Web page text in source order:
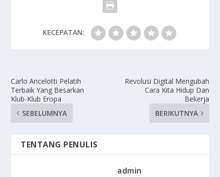
KECEPATAN:
Carlo Ancelotti Pelatih
Terbaik Yang Besarkan
Klub-Klub Eropa
SEBELUMNYA
Revolusi Digital Mengubah
Cara Kita Hidup Dan
Bekerja
BERIKUTNYA
TENTANG PENULIS
admin